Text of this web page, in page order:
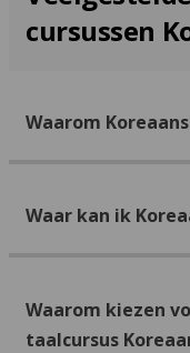
cursussen
Waarom
Waar kan ik
Waarom kiezen
taalcursus